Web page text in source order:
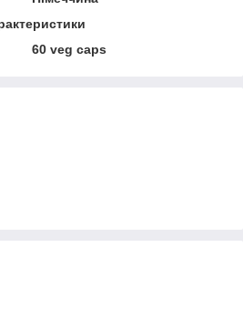
60 veg caps